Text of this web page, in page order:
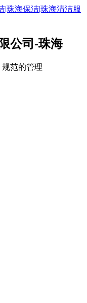
公司-珠海
范的管理